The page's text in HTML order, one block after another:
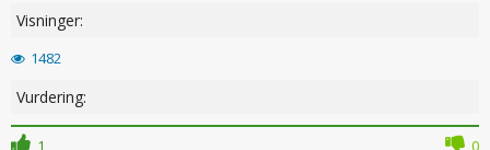
Visninger:
1482
Vurdering:
1 0